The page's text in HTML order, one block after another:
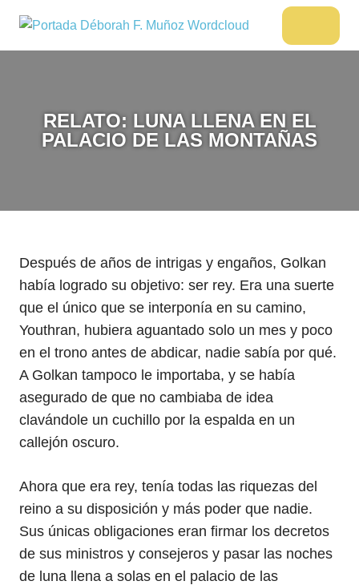
contenido
DÉBORAH
viajesRELATO: LUNA LLENA EN EL
PALACIO DE LAS MONTAÑAS
Después de años de intrigas y engaños, Golkan
había logrado su objetivo: ser rey. Era una suerte
que el único que se interponía en su camino,
Youthran, hubiera aguantado solo un mes y poco
en el trono antes de abdicar, nadie sabía por qué.
A Golkan tampoco le importaba, y se había
asegurado de que no cambiaba de idea
clavándole un cuchillo por la espalda en un
callejón oscuro.
Ahora que era rey, tenía todas las riquezas del
reino a su disposición y más poder que nadie.
Sus únicas obligaciones eran firmar los decretos
de sus ministros y consejeros y pasar las noches
de luna llena a solas en el palacio de las